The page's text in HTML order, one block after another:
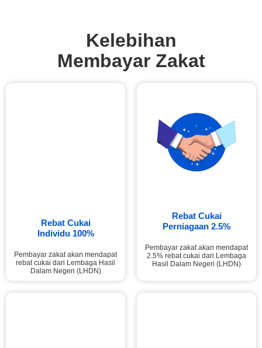
Kelebihan
Membayar Zakat
Rebat Cukai
Individu 100%
Pembayar zakat akan mendapat
rebat cukai dari Lembaga Hasil
Dalam Negeri (LHDN)
Rebat Cukai
Perniagaan 2.5%
Pembayar zakat akan mendapat
2.5% rebat cukai dari Lembaga
Hasil Dalam Negeri (LHDN)